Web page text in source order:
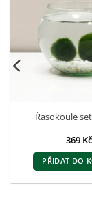
Řasokoule
369 Kč
PŘIDAT DO